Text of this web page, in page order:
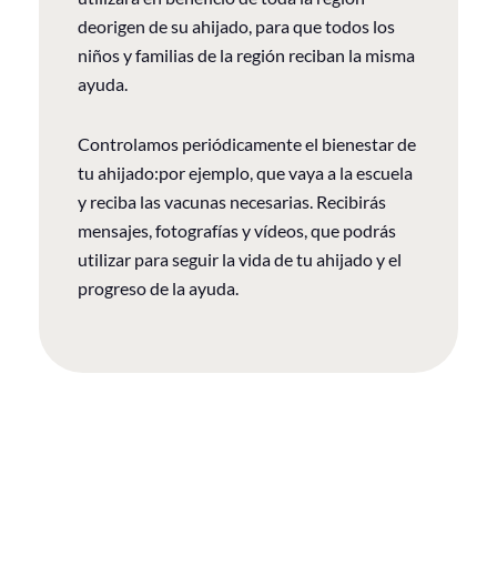
deorigen de su ahijado, para que todos los
niños y familias de la región reciban la misma
ayuda.
Controlamos periódicamente el bienestar de
tu ahijado:por ejemplo, que vaya a la escuela
y reciba las vacunas necesarias. Recibirás
mensajes, fotografías y vídeos, que podrás
utilizar para seguir la vida de tu ahijado y el
progreso de la ayuda.